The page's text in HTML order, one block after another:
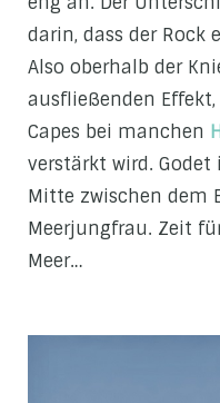
darin, dass der Rock
Also oberhalb der
ausfließenden
Capes bei manchen
verstärkt wird. Godet
Mitte zwischen dem
Meerjungfrau. Zeit
Meer…